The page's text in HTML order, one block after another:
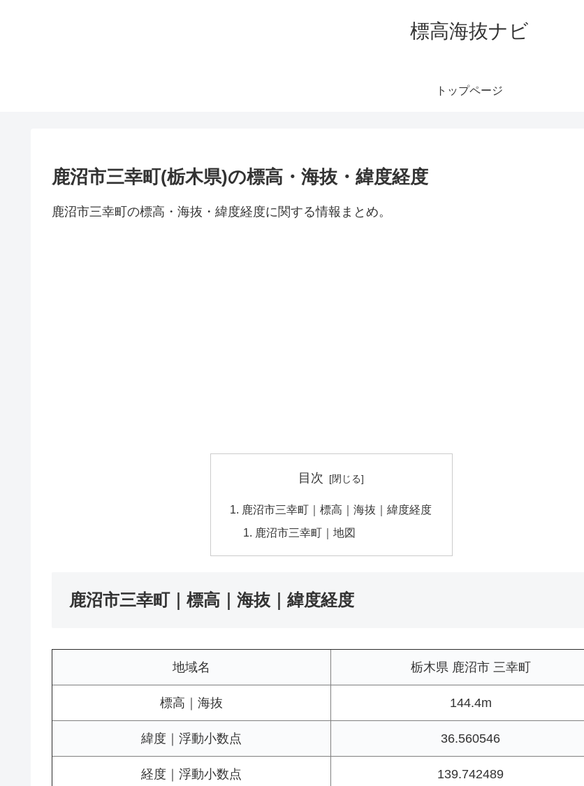
標高海抜ナビ
トップページ
鹿沼市三幸町(栃木県)の標高・海抜・緯度経度
鹿沼市三幸町の標高・海抜・緯度経度に関する情報まとめ。
目次
鹿沼市三幸町｜標高｜海抜｜緯度経度
鹿沼市三幸町｜地図
鹿沼市三幸町｜標高｜海抜｜緯度経度
地域名 栃木県 鹿沼市 三幸町
標高｜海抜 144.4m
緯度｜浮動小数点 36.560546
経度｜浮動小数点 139.742489